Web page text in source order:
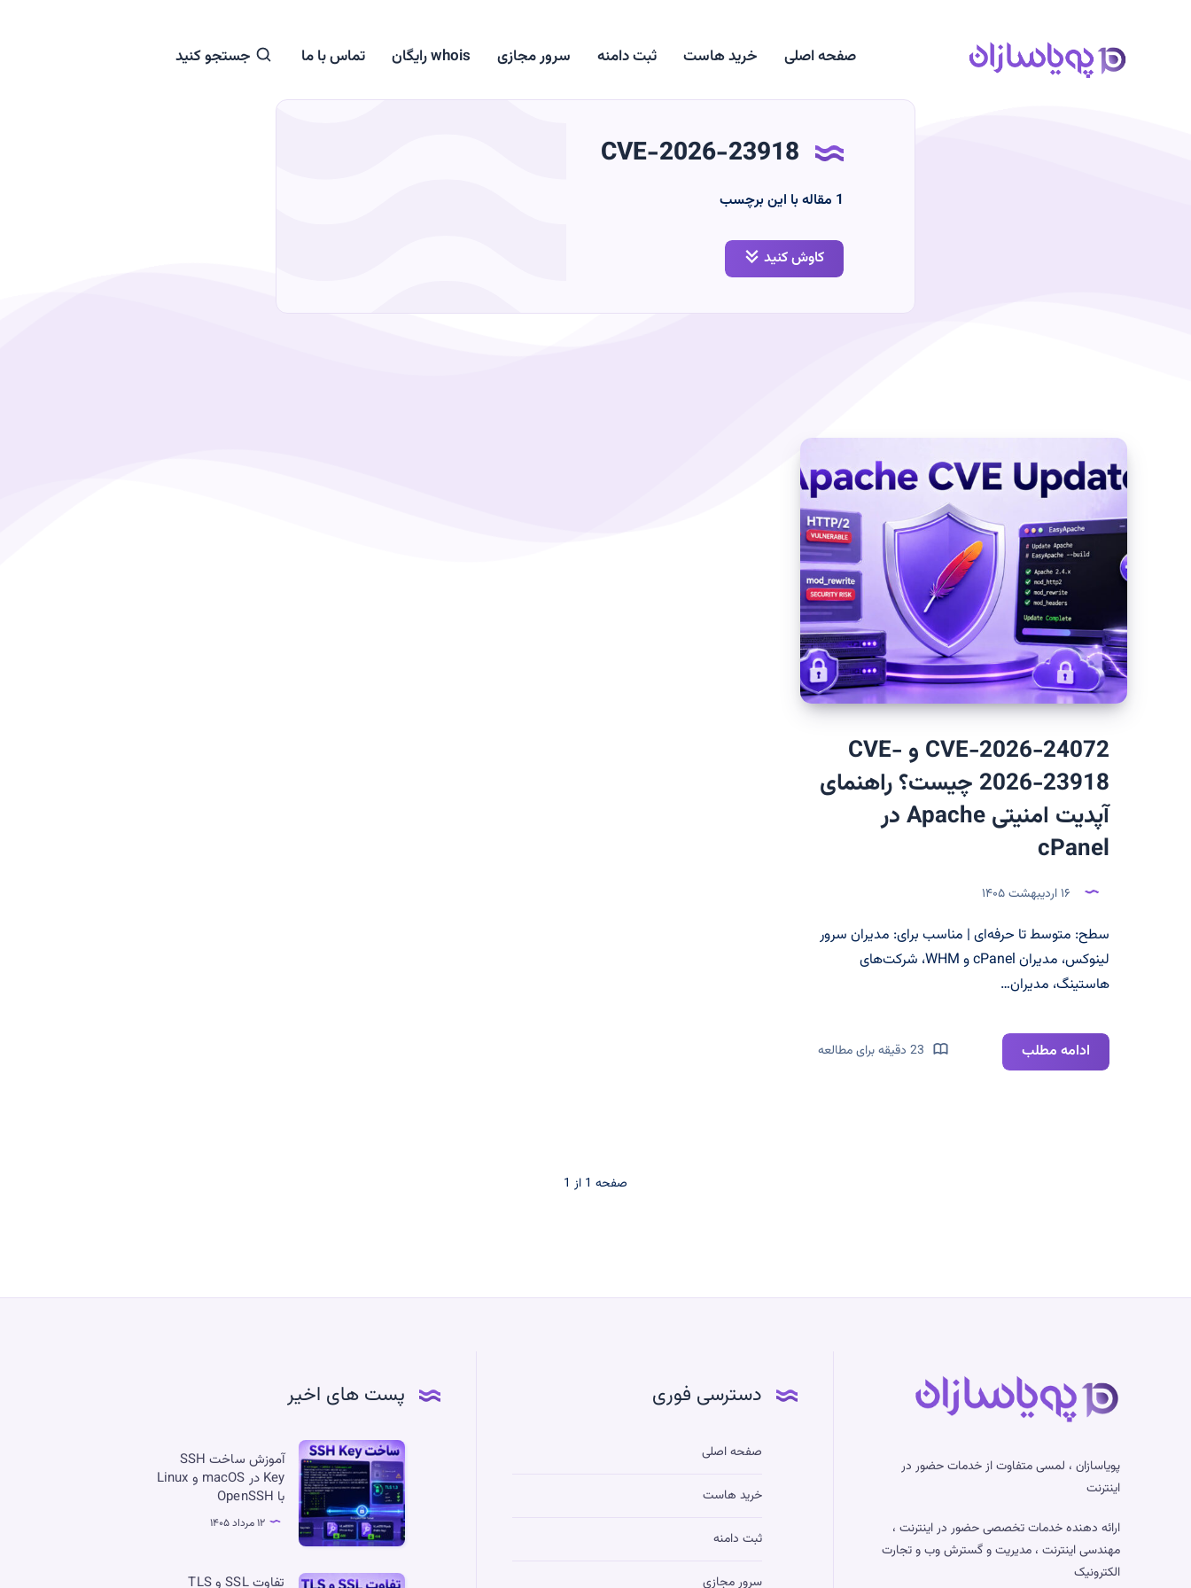
صفحه اصلی خرید هاست ثبت دامنه سرور مجازی whois رایگان تماس با ما جستجو کنید
CVE-2026-23918
‫1 مقاله با این برچسب
کاوش کنید
CVE-2026-24072 و CVE-
2026-23918 چیست؟ راهنمای
آپدیت امنیتی Apache در
cPanel
سطح: متوسط تا حرفه‌ای | مناسب برای: مدیران سرور
لینوکس، مدیران cPanel و WHM، شرکت‌های
هاستینگ، مدیران…
ادامه مطلبCVE-
2026-
امنیتی
cPanel
صفحه 1 از 1
پویاسازان ، لمسی متفاوت از خدمات حضور در
اینترنت
ارائه دهنده خدمات تخصصی حضور در اینترنت ،
مهندسی اینترنت ، مدیریت و گسترش وب و تجارت
الکترونیک
دسترسی فوری
صفحه اصلی
خرید هاست
ثبت دامنه
سرور مجازی
پست های اخیر
آموزش
ساخت
SSH
Key
در
macOS
آموزش ساخت SSH
Key در macOS و Linux
با OpenSSH
۱۲ مرداد ۱۴۰۵
تفاوت SSL و TLS